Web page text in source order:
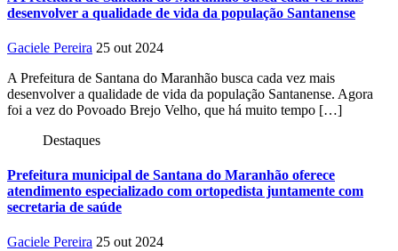
desenvolver a qualidade de vida da população Santanense
Gaciele Pereira 25 out 2024
A Prefeitura de Santana do Maranhão busca cada vez mais
desenvolver a qualidade de vida da população Santanense. Agora
foi a vez do Povoado Brejo Velho, que há muito tempo […]
Destaques
Prefeitura municipal de Santana do Maranhão oferece
atendimento especializado com ortopedista juntamente com
secretaria de saúde
Gaciele Pereira 25 out 2024